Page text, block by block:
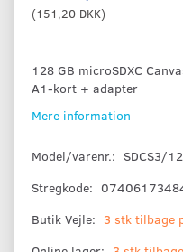
(151,20 DKK)
128 GB microSDXC
A1-kort + adapter
Mere information
Model/varenr.: SDCS3/
Stregkode:
Butik Vejle: 3 stk tilbage